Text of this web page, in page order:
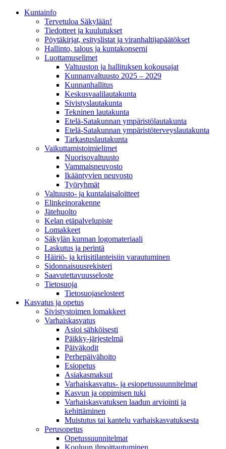
Kunta­info
Tervetuloa Säkylään!
Tiedotteet ja kuulutukset
Pöytäkirjat, esityslistat ja viranhaltijapäätökset
Hallinto, talous ja kuntakonserni
Luottamuselimet
Valtuuston ja hallituksen kokousajat
Kunnanvaltuusto 2025 – 2029
Kunnanhallitus
Keskusvaalilautakunta
Sivistyslautakunta
Tekninen lautakunta
Etelä-Satakunnan ympäristölautakunta
Etelä-Satakunnan ympäristöterveyslautakunta
Tarkastuslautakunta
Vaikuttamistoimielimet
Nuorisovaltuusto
Vammaisneuvosto
Ikääntyvien neuvosto
Työryhmät
Valtuusto- ja kuntalaisaloitteet
Elinkeinorakenne
Jätehuolto
Kelan etäpalvelupiste
Lomakkeet
Säkylän kunnan logomateriaali
Laskutus ja perintä
Häiriö- ja kriisitilanteisiin varautuminen
Sidonnaisuusrekisteri
Saavutettavuusseloste
Tietosuoja
Tietosuojaselosteet
Kasvatus ja opetus
Sivistystoimen lomakkeet
Varhaiskasvatus
Asioi sähköisesti
Päikky-järjestelmä
Päiväkodit
Perhepäivähoito
Esiopetus
Asiakasmaksut
Varhaiskasvatus- ja esiopetussuunnitelmat
Kasvun ja oppimisen tuki
Varhaiskasvatuksen laadun arviointi ja
kehittäminen
Muistutus tai kantelu varhaiskasvatuksesta
Perusopetus
Opetussuunnitelmat
Kouluun ilmoittautuminen